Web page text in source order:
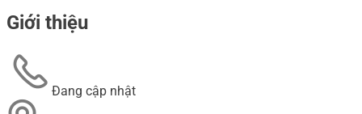
Giới thiệu
Đang cập nhật